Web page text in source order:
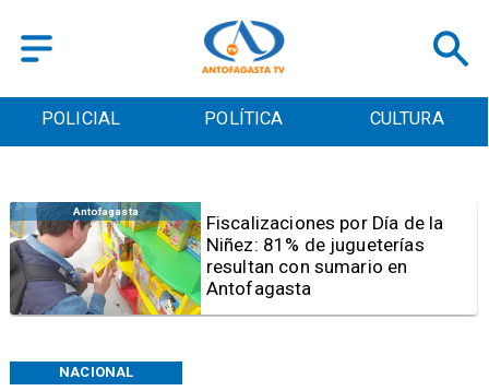
POLICIAL POLÍTICA CULTURA
NACIONAL
Antofagasta
Tribunal frena opción de pena
mixta para Karen Rojo por ahora